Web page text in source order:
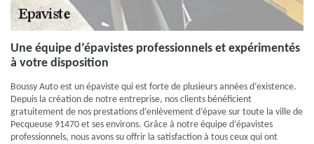
Une équipe d’épavistes professionnels et expérimentés
à votre disposition
Boussy Auto est un épaviste qui est forte de plusieurs années d’existence.
Depuis la création de notre entreprise, nos clients bénéficient
gratuitement de nos prestations d’enlèvement d’épave sur toute la ville de
Pecqueuse 91470 et ses environs. Grâce à notre équipe d’épavistes
professionnels, nous avons su offrir la satisfaction à tous ceux qui ont